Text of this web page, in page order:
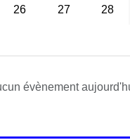
26 27 28
évènement